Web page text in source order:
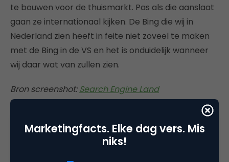
te bouwen voor de thuismarkt. Pas als die aanslaat
gaan ze internationaal kijken. De Bing die wij in
Nederland zien heeft in feite niet zoveel te maken
met de Bing in de VS en het is onduidelijk wanneer
wij daar wat van zullen zien.
Bron screenshot:Search Engine Land
Marketingfacts. Elke dag vers. Mis
niks!